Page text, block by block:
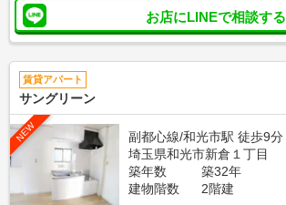
お店にLINEで相談する
賃貸アパート
サングリーン
NEW
副都心線/和光市駅 徒歩9分
埼玉県和光市新倉１丁目
築年数
築32年
建物階数
2階建